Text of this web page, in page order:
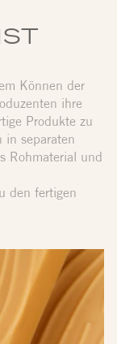
Können der
ihre
Produkte zu
in separaten
Rohmaterial und
den fertigen